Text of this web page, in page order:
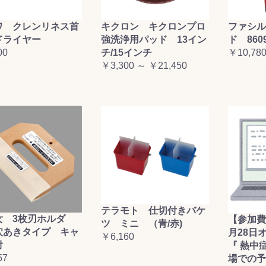
クレンリネス首
ライヤー
キクロン キクロンプロ
強洗浄用パッド 13イン
チ/15インチ
￥3,300 ～ ￥21,450
ファシ
ド
￥10,780
3枚刃ホルダ
きタイプ キャ
テラモト 仕切付きバケ
ツ ミニ （青/赤)
￥6,160
【参加
月28日
『 熱中
場での